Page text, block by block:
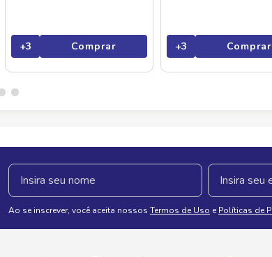
+3 Comprar +3 Comprar
Ao se inscrever, você aceita nossos Termos de Uso e Políticas de